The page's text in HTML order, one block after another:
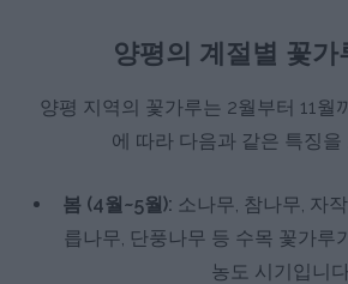
양평의 계절별 꽃가
양평 지역의 꽃가루는 2월부터 11월
에 따라 다음과 같은 특징을
봄 (4월~5월): 소나무, 참나무, 자
릅나무, 단풍나무 등 수목 꽃가루
농도 시기입니